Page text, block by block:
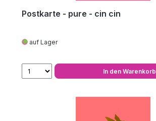
Postkarte - pure - cin cin
auf Lager
In den Warenkorb